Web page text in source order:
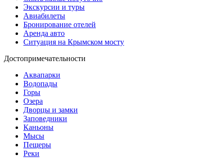
Экскурсии и туры
Авиабилеты
Бронирование отелей
Аренда авто
Ситуация на Крымском мосту
Достопримечательности
Аквапарки
Водопады
Горы
Озера
Дворцы и замки
Заповедники
Каньоны
Мысы
Пещеры
Реки